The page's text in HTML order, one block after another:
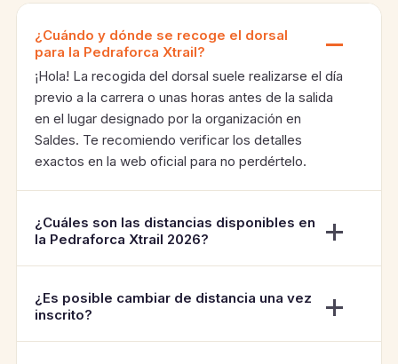
¿Cuándo y dónde se recoge el dorsal
para la Pedraforca Xtrail?
¡Hola! La recogida del dorsal suele realizarse el día
previo a la carrera o unas horas antes de la salida
en el lugar designado por la organización en
Saldes. Te recomiendo verificar los detalles
exactos en la web oficial para no perdértelo.
¿Cuáles son las distancias disponibles en
la Pedraforca Xtrail 2026?
¿Es posible cambiar de distancia una vez
inscrito?